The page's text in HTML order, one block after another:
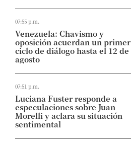
07:55 p.m.
Venezuela: Chavismo y
oposición acuerdan un primer
ciclo de diálogo hasta el 12 de
agosto
07:51 p.m.
Luciana Fuster responde a
especulaciones sobre Juan
Morelli y aclara su situación
sentimental